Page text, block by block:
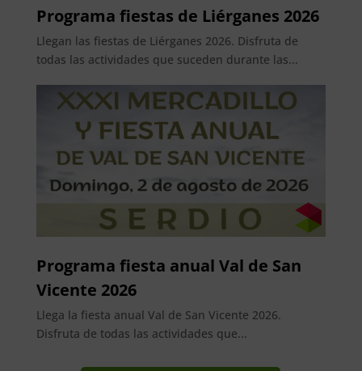
Programa fiestas de Liérganes 2026
Llegan las fiestas de Liérganes 2026. Disfruta de
todas las actividades que suceden durante las...
Programa fiesta anual Val de San
Vicente 2026
Llega la fiesta anual Val de San Vicente 2026.
Disfruta de todas las actividades que...